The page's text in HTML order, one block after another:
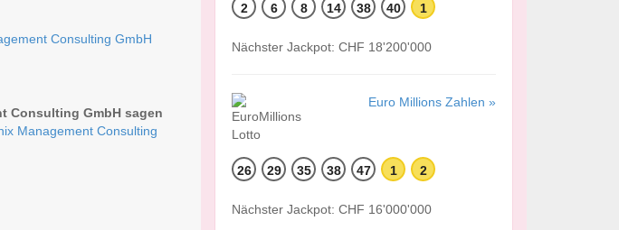
Consulting GmbH
Consulting GmbH sagen
Management Consulting
2 6 8 14 38 40 1
Nächster Jackpot: CHF 18'200'000
Euro Millions Zahlen »
26 29 35 38 47 1 2
Nächster Jackpot: CHF 16'000'000